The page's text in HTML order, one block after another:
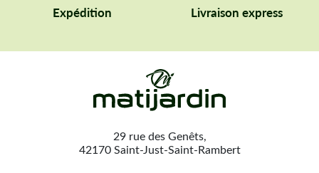
Expédition Livraison express
29 rue des Genêts,
42170 Saint-Just-Saint-Rambert